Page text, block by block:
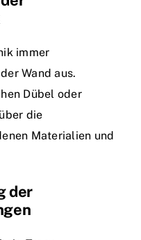
immer
Wand aus.
Dübel oder
die
Materialien und
der